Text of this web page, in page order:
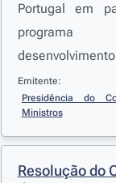
Portugal em
da aeronave de
multiusos
negociações
participação
Emitente:
Presidência do
Ministros
Resolução do